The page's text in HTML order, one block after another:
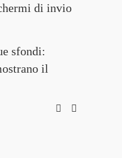
di invio
sfondi:
il